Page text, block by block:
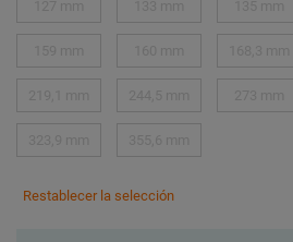
Restablecer la selección